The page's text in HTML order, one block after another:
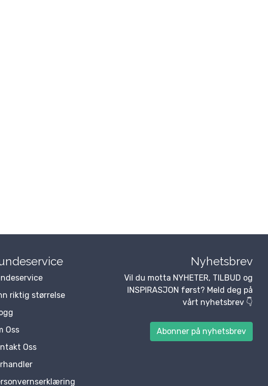
riktig størrelse
Oss
Oss
Nyhetsbrev
Vil du motta NYHETER, TILBUD og
INSPIRASJON først? Meld deg på
vårt nyhetsbrev 👇
Abonner på nyhetsbrev